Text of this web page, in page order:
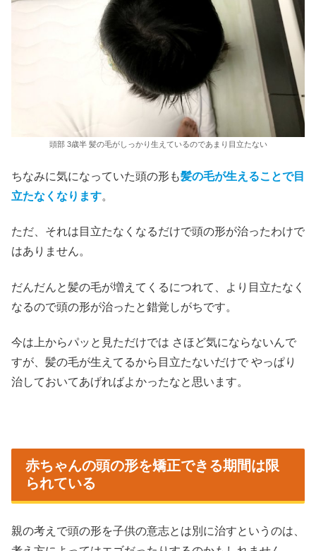
頭部 3歳半 髪の毛がしっかり生えているのであまり目立たない
ちなみに気になっていた頭の形も髪の毛が生えることで目
立たなくなります。
ただ、それは目立たなくなるだけで頭の形が治ったわけで
はありません。
だんだんと髪の毛が増えてくるにつれて、より目立たなく
なるので頭の形が治ったと錯覚しがちです。
今は上からパッと見ただけでは さほど気にならないんで
すが、髪の毛が生えてるから目立たないだけで やっぱり
治しておいてあげればよかったなと思います。
赤ちゃんの頭の形を矯正できる期間は限
られている
親の考えで頭の形を子供の意志とは別に治すというのは、